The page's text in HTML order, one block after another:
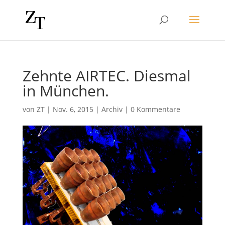
Zehnte AIRTEC. Diesmal
in München.
von ZT| Nov. 6, 2015 | Archiv| 0 Kommentare